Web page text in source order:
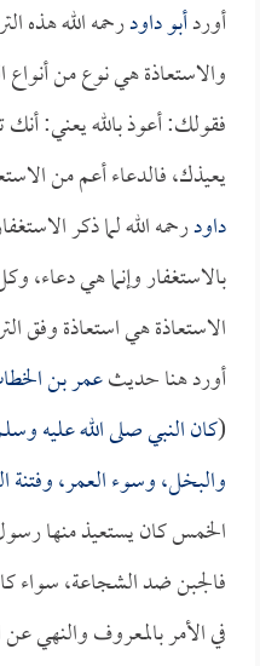
أوردأبو داودرحمه الله هذه
والاستعاذة هي نوع من أنواع
فقولك: أعوذ بالله يعني:
يعيذك، فالدعاء أعم من
داودرحمه الله لما ذكر
بالاستغفار وإنما هي دعاء،
الاستعاذة هي استعاذة وفق
أورد هنا حديثعمر بن
(كان النبي صلى الله عليه
والبخل، وسوء العمر،
الخمس كان يستعيذ منها
فالجبن ضد الشجاعة، سواء
في الأمر بالمعروف والنهي